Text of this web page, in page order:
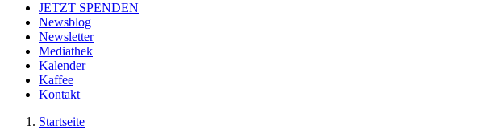
JETZT SPENDEN
Newsblog
Newsletter
Mediathek
Kalender
Kaffee
Kontakt
Startseite